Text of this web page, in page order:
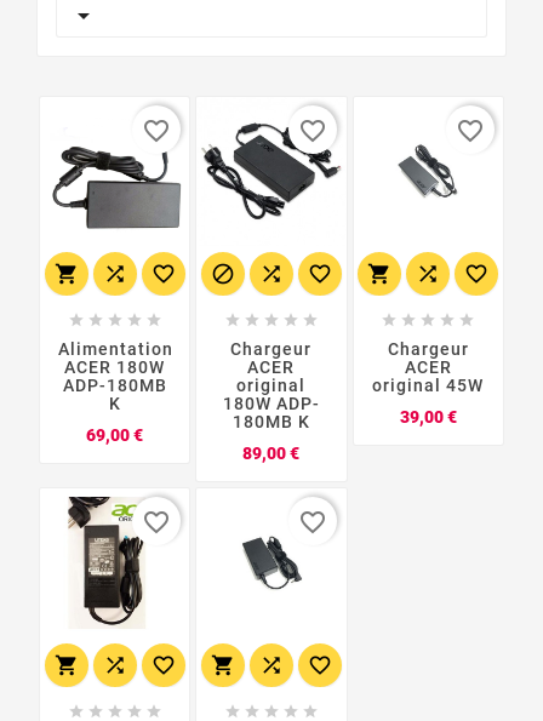

  
    
Alimentation
ACER 180W
ADP-180MB
K
69,00 €Prix
favorite_border
  
    
Chargeur
ACER
original
180W ADP-
180MB K
89,00 €Prix
favorite_border
  
    
Chargeur
ACER
original 45W
39,00 €Prix
favorite_border
  
    
favorite_border
  
    
favorite_border